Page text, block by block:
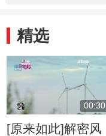
精选
00:30
[原来如此]解密风